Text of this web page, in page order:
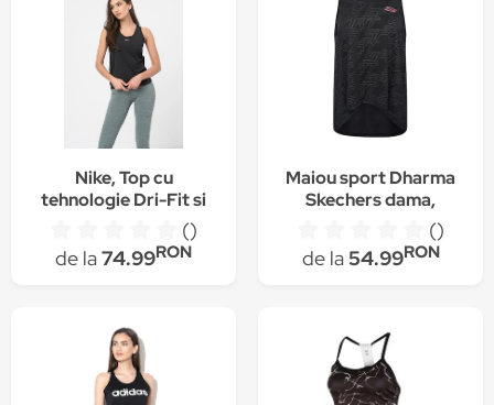
Nike, Top cu
tehnologie Dri-Fit si
antrenament One
Luxe, Negru
()
de la74.99RON
Maiou sport Dharma
Skechers dama,
()
de la54.99RON